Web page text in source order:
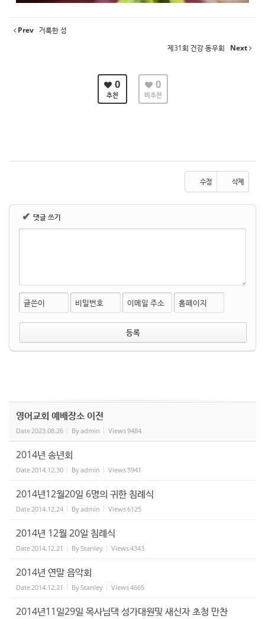
Prev 거룩한 성
제31회 건강 동우회
Next
0
추천
0
비추천
수정 삭제
✔ 댓글 쓰기
글쓴이 비밀번호 이메일 주소 홈페이지
영어교회 예배장소 이전
Date2023.08.26 Byadmin Views9484
2014년 송년회
Date2014.12.30 Byadmin Views 5941
2014년12월20일 6명의 귀한 침례식
Date2014.12.24 Byadmin Views6125
2014년 12월 20일 침례식
Date2014.12.21 ByStanley Views4343
2014년 연말 음악회
Date2014.12.21 ByStanley Views4665
2014년11일29일 목사님댁 성가대원및 새신자 초청 만찬